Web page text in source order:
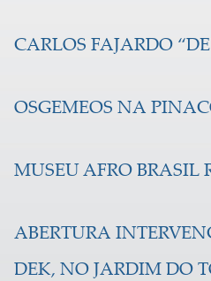
CARLOS FAJARDO
OSGEMEOS NA
MUSEU AFRO
ABERTURA
DEK, NO JARDIM DO